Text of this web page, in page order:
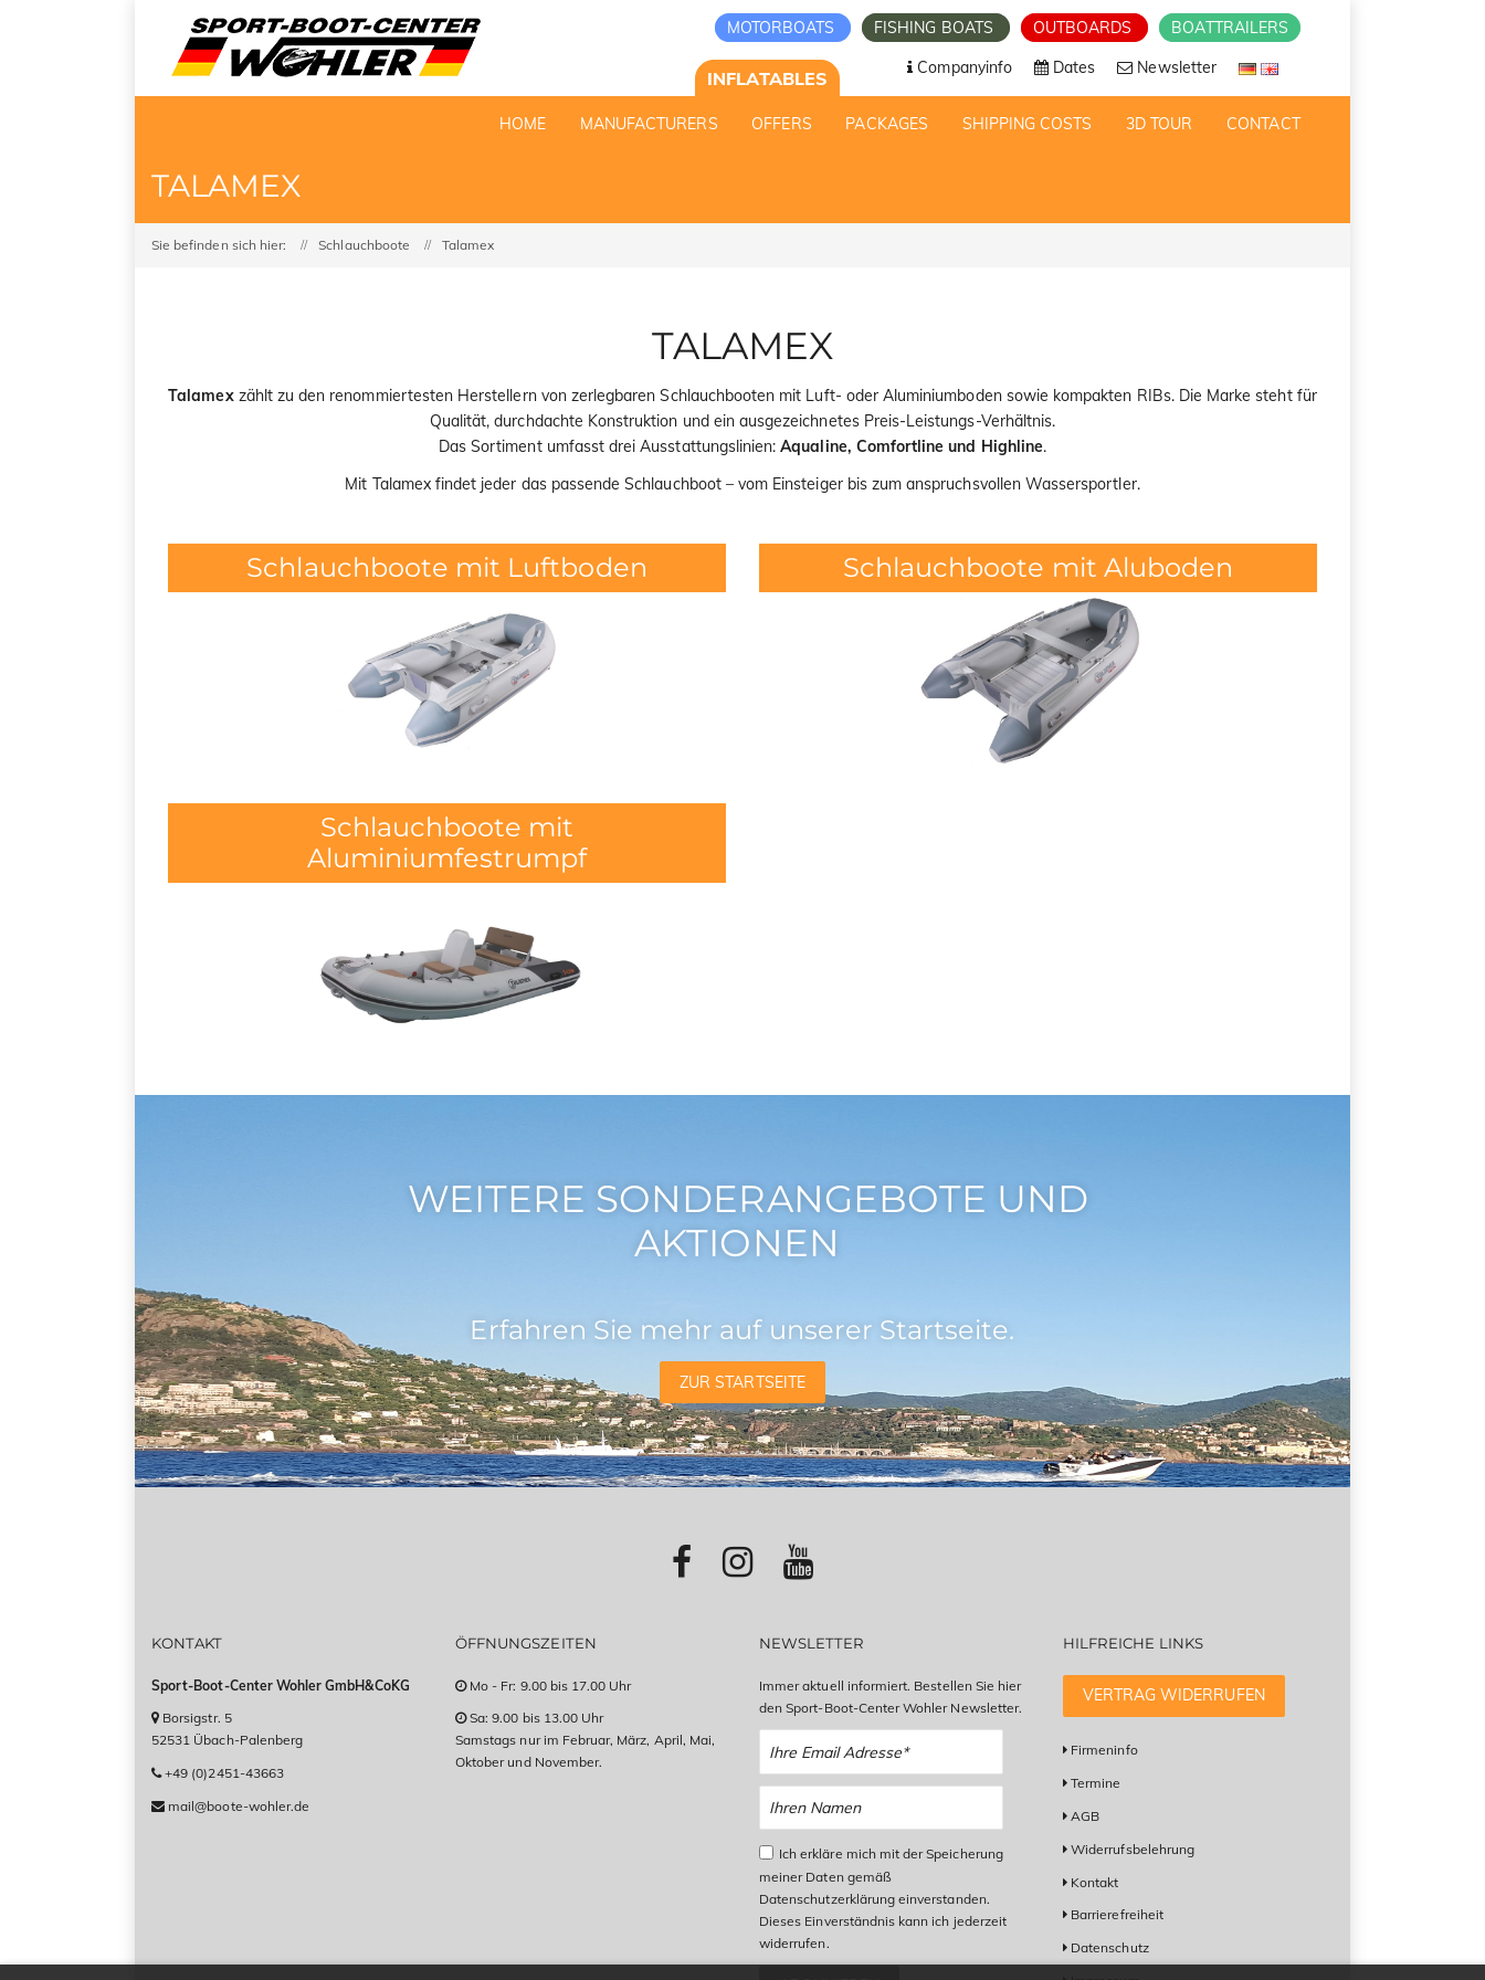
MOTORBOATS FISHING BOATS OUTBOARDS BOATTRAILERS
INFLATABLES Companyinfo Dates Newsletter
HOME MANUFACTURERS OFFERS PACKAGES SHIPPING COSTS 3D TOUR CONTACT
TALAMEX
Sie befinden sich hier: Schlauchboote Talamex
TALAMEX
Talamexzählt zu den renommiertesten Herstellern von zerlegbaren Schlauchbooten mit Luft- oder Aluminiumboden sowie kompakten RIBs. Die Marke steht für
Qualität, durchdachte Konstruktion und ein ausgezeichnetes Preis-Leistungs-Verhältnis.
Das Sortiment umfasst drei Ausstattungslinien:Aqualine, Comfortline und Highline.
Mit Talamex findet jeder das passende Schlauchboot – vom Einsteiger bis zum anspruchsvollen Wassersportler.
Schlauchboote mit Luftboden Schlauchboote mit Aluboden
Schlauchboote mit
Aluminiumfestrumpf
WEITERE SONDERANGEBOTE UND
AKTIONEN
Erfahren Sie mehr auf unserer Startseite.
ZUR STARTSEITE
KONTAKT
Sport-Boot-Center Wohler GmbH&CoKG
Borsigstr. 5
52531 Übach-Palenberg
+49 (0)2451-43663
mail@boote-wohler.de
ÖFFNUNGSZEITEN
Mo - Fr: 9.00 bis 17.00 Uhr
Sa: 9.00 bis 13.00 Uhr
Samstags nur im Februar, März, April, Mai,
Oktober und November.
NEWSLETTER
Immer aktuell informiert. Bestellen Sie hier
den Sport-Boot-Center Wohler Newsletter.
Ich erkläre mich mit der Speicherung
meiner Daten gemäß
Datenschutzerklärung einverstanden.
Dieses Einverständnis kann ich jederzeit
widerrufen.
HILFREICHE LINKS
VERTRAG WIDERRUFEN
Firmeninfo
Termine
AGB
Widerrufsbelehrung
Kontakt
Barrierefreiheit
Datenschutz